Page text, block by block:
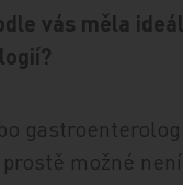
vás měla
možné